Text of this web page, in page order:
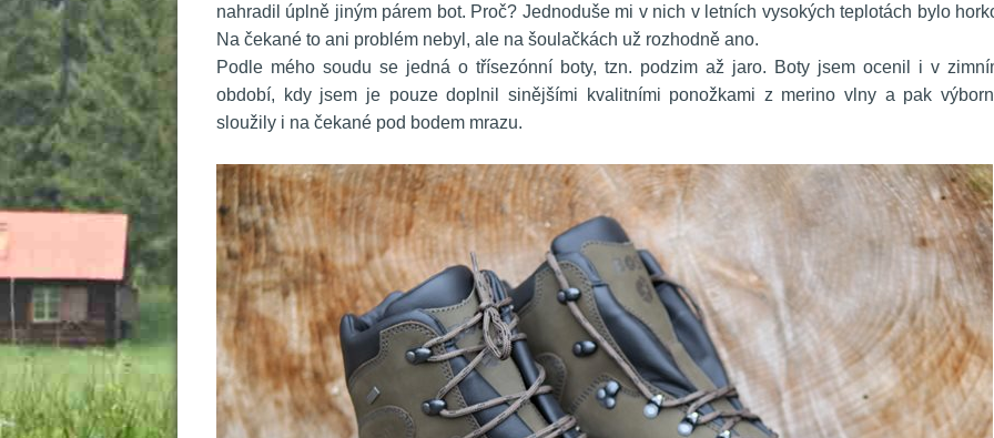
nahradil úplně jiným párem bot. Proč? Jednoduše mi v nich v letních vysokých teplotách bylo
Na čekané to ani problém nebyl, ale na šoulačkách už rozhodně ano.
Podle mého soudu se jedná o třísezónní boty, tzn. podzim až jaro. Boty jsem ocenil i v
období, kdy jsem je pouze doplnil sinějšími kvalitními ponožkami z merino vlny a pak
loužily i na čekané pod bodem mrazu.